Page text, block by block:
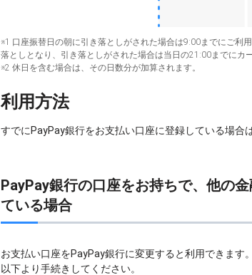
※1 口座振替日の朝に引き落としがされた場合は9:00までにご利
落としとなり、引き落としがされた場合は当日の21:00までにカ
※2 休日を含む場合は、その日数分が加算されます。
利用方法
すでにPayPay銀行をお支払い口座に登録している場合
PayPay銀行の口座をお持ちで、他の
ている場合
お支払い口座をPayPay銀行に変更すると利用できます。
以下より手続きしてください。